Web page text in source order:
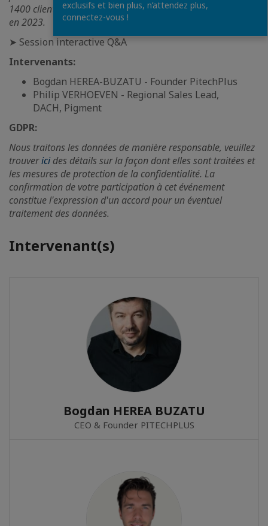
1400 clients et ont généré 2,5 milliards d'euros de revenus
en 2023.
➤ Session interactive Q&A
Intervenants:
Bogdan HEREA-BUZATU - Founder PitechPlus
Philip VERHOEVEN - Regional Sales Lead,
DACH, Pigment
GDPR:
Nous traitons les données de manière responsable, veuillez
trouvericides détails sur la façon dont elles sont traitées et
les mesures de protection de la confidentialité. La
confirmation de votre participation à cet événement
constitue l'expression d'un accord pour un éventuel
traitement des données.
Intervenant(s)
Bogdan HEREA BUZATU
CEO & Founder PITECHPLUS
exclusifs et bien plus, n’attendez plus,
connectez-vous !